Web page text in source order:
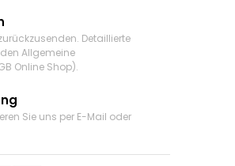
Detaillierte
Allgemeine
Online Shop).
Sie uns per E-Mail oder